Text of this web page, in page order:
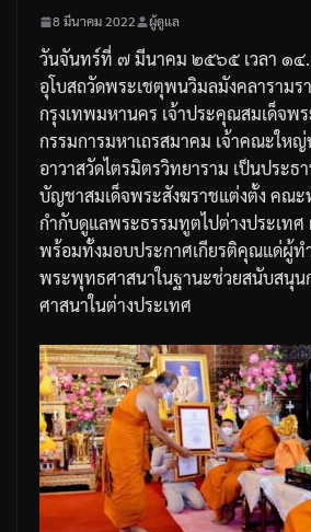
8 มีนาคม 2022 ผู้ดูแล
วันจันทร์ที่ ๗มีนาคม ๒๕๖๕ เวลา ๑๔.
อุโบสถวัดพระเชตุพนวิมลมังคลารามร
กรุงเทพมหานคร เจ้าประคุณสมเด็จพ
กรรมการมหาเถรสมาคม เจ้าคณะให
อาวาสวัดไตรมิตรวิทยาราม เป็นประธ
บัญชาสมเด็จพระสังฆราชแต่งตั้ง คณะ
กำกับดูแลพระธรรมทูตไปต่างประเทศ
พร้อมทั้งมอบประกาศเกียรติคุณแด่ผู้
พระพุทธศาสนาในฐานะช่วยสนับสนุน
ศาสนาในต่างประเทศ